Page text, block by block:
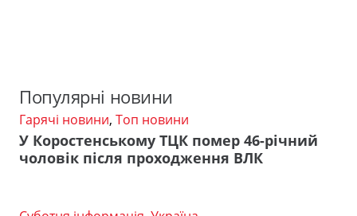
Популярні новини
Гарячі новини, Топ новини
У Коростенському ТЦК помер 46-річний
чоловік після проходження ВЛК